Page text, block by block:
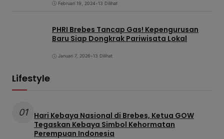
Februari 19, 2024•13 Dilihat
PHRI Brebes Tancap Gas! Kepengurusan
Baru Siap Dongkrak Pariwisata Lokal
Januari 7, 2026•13 Dilihat
Lifestyle
01
Hari Kebaya Nasional di Brebes, Ketua GOW
Tegaskan Kebaya Simbol Kehormatan
Perempuan Indonesia